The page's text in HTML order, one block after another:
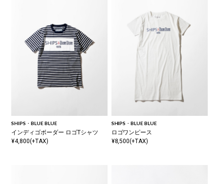
SHIPS・BLUE BLUE
インディゴボーダー ロゴTシャツ
¥4,800(+TAX)
SHIPS・BLUE BLUE
ロゴワンピース
¥8,500(+TAX)